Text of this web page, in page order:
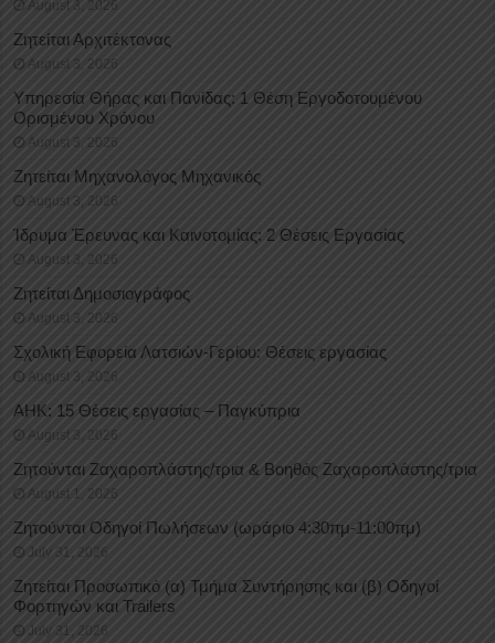
August 3, 2026
Ζητείται Αρχιτέκτονας
August 3, 2026
Υπηρεσία Θήρας και Πανίδας: 1 Θέση Eργοδοτουμένου
Oρισμένου Xρόνου
August 3, 2026
Ζητείται Μηχανολόγος Μηχανικός
August 3, 2026
Ίδρυμα Έρευνας και Καινοτομίας: 2 Θέσεις Εργασίας
August 3, 2026
Ζητείται Δημοσιογράφος
August 3, 2026
Σχολική Εφορεία Λατσιών-Γερίου: Θέσεις εργασίας
August 3, 2026
ΑΗΚ: 15 Θέσεις εργασίας – Παγκύπρια
August 3, 2026
Ζητούνται Ζαχαροπλάστης/τρια & Βοηθός Ζαχαροπλάστης/τρια
August 1, 2026
Ζητούνται Οδηγοί Πωλήσεων (ωράριο 4:30πμ-11:00πμ)
July 31, 2026
Ζητείται Προσωπικό (α) Τμήμα Συντήρησης και (β) Οδηγοί
Φορτηγών και Trailers
July 31, 2026